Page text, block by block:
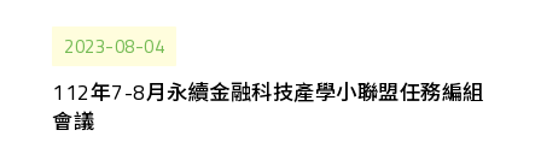
2023-08-04
112年7-8月永續金融科技產學小聯盟任務編組
會議